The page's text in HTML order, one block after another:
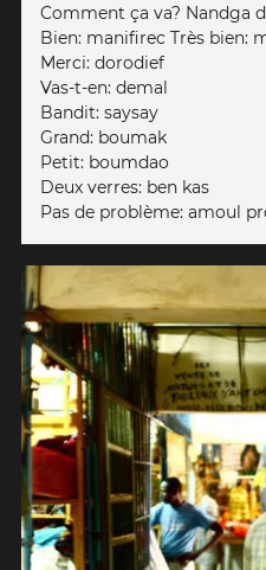
Comment ça va? Nandga
Bien: manifirec Très bien:
Merci: dorodief
Vas-t-en: demal
Bandit: saysay
Grand: boumak
Petit: boumdao
Deux verres: ben kas
Pas de problème: amoul